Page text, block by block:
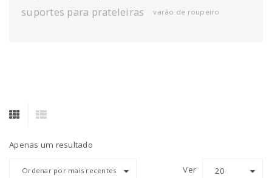
suportes para prateleiras varão de roupeiro
Apenas um resultado
Ordenar por mais recentes Ver 20